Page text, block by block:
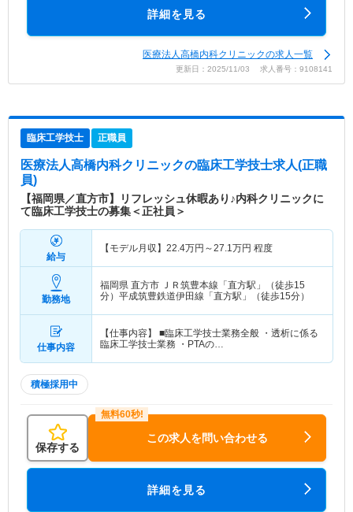
詳細を見る
医療法人高橋内科クリニックの求人一覧
更新日：2025/11/03 求人番号：9108141
臨床工学技士 正職員
医療法人高橋内科クリニックの臨床工学技士求人(正職
員)
【福岡県／直方市】リフレッシュ休暇あり♪内科クリニックに
て臨床工学技士の募集＜正社員＞
給与
【モデル月収】 22.4万円～27.1 万円 程度
勤務地
福岡県 直方市
ＪＲ筑豊本線「直方駅」（徒歩15
分）平成筑豊鉄道伊田線「直方駅」（徒歩15分）
仕事内容
【仕事内容】 ■臨床工学技士業務全般 ・透析に係る
臨床工学技士業務 ・PTAの…
積極採用中
保存する
この求人を問い合わせる
詳細を見る